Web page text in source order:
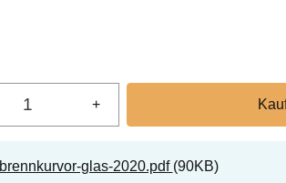
+
brennkurvor-glas-2020.pdf 90KB